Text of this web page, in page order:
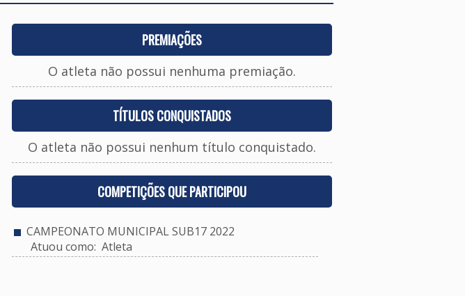
PREMIAÇÕES
O atleta não possui nenhuma premiação.
TÍTULOS CONQUISTADOS
O atleta não possui nenhum título conquistado.
COMPETIÇÕES QUE PARTICIPOU
CAMPEONATO MUNICIPAL SUB17 2022
Atuou como: Atleta